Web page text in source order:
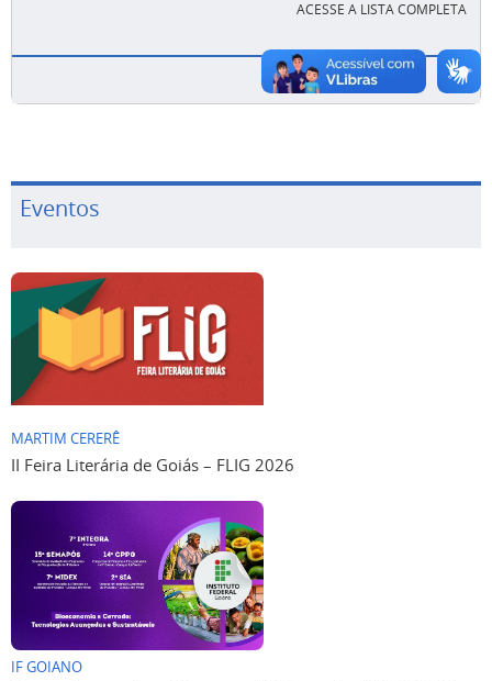
ACESSE A LISTA COMPLETA
Eventos
MARTIM CERERÊ
II Feira Literária de Goiás – FLIG 2026
IF GOIANO